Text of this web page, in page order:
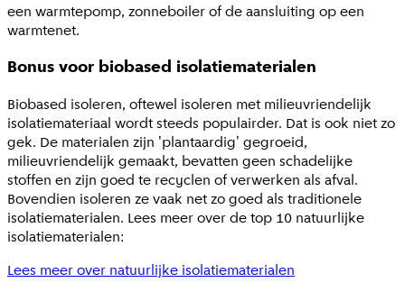
een warmtepomp, zonneboiler of de aansluiting op een
warmtenet.
Bonus voor biobased isolatiematerialen
Biobased isoleren, oftewel isoleren met milieuvriendelijk
isolatiemateriaal wordt steeds populairder. Dat is ook niet zo
gek. De materialen zijn 'plantaardig' gegroeid,
milieuvriendelijk gemaakt, bevatten geen schadelijke
stoffen en zijn goed te recyclen of verwerken als afval.
Bovendien isoleren ze vaak net zo goed als traditionele
isolatiematerialen. Lees meer over de top 10 natuurlijke
isolatiematerialen:
Lees meer over natuurlijke isolatiematerialen